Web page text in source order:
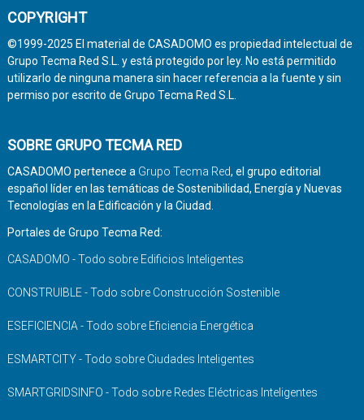
COPYRIGHT
©1999-2025 El material de CASADOMO es propiedad intelectual de
Grupo Tecma Red S.L. y está protegido por ley. No está permitido
utilizarlo de ninguna manera sin hacer referencia a la fuente y sin
permiso por escrito de Grupo Tecma Red S.L.
SOBRE GRUPO TECMA RED
CASADOMO pertenece a Grupo Tecma Red, el grupo editorial
español líder en las temáticas de Sostenibilidad, Energía y Nuevas
Tecnologías en la Edificación y la Ciudad.
Portales de Grupo Tecma Red:
CASADOMO - Todo sobre Edificios Inteligentes
CONSTRUIBLE - Todo sobre Construcción Sostenible
ESEFICIENCIA - Todo sobre Eficiencia Energética
ESMARTCITY - Todo sobre Ciudades Inteligentes
SMARTGRIDSINFO - Todo sobre Redes Eléctricas Inteligentes